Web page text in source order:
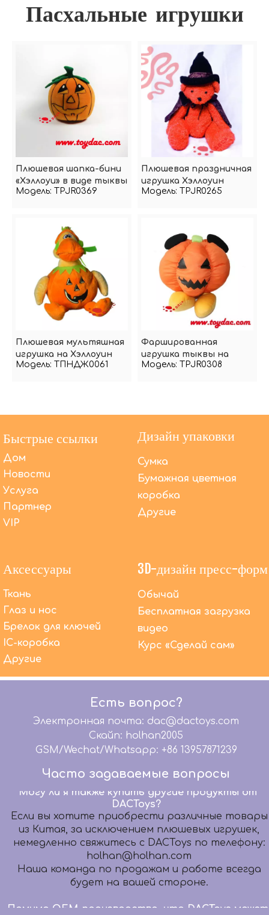
Пасхальные игрушки
Плюшевая шапка-бини
«Хэллоуи» в виде тыквы
Модель: TPJR0369
Плюшевая праздничная
игрушка Хэллоуин
Медведь
Модель: TPJR0265
Плюшевая мультяшная
игрушка на Хэллоуин
Модель: ТПНДЖ0061
Фаршированная
игрушка тыквы на
Хэллоуин
Модель: TPJR0308
Быстрые ссылки
Дом
Новости
Услуга
Партнер
VIP
Дизайн упаковки
Сумка
Бумажная цветная
коробка
Другие
Аксессуары
Ткань
Глаз и нос
Брелок для ключей
IC-коробка
Другие
3D-дизайн пресс-форм
Обычай
Бесплатная загрузка
видео
Курс «Сделай сам»
Есть вопрос?
Электронная почта: dac@dactoys.com
Скайп: holhan2005
GSM/Wechat/Whatsapp: +86 13957871239
Часто задаваемые вопросы
Помимо OEM-производства, что DACToys может
сделать еще?
Мы предлагаем высококачественные услуги
OEM-производства уже более 20 лет. В то же
обслуживание: графический дизайн, 3D-
моделирование, дизайн упаковки, бумажный
шаблон, разработку образцов, дизайн
микросхем, помогаем вашей команде
дизайнеров передать ваши волшебные идеи
Идеальные продукты.
Могу ли я также купить другие продукты от
DACToys?
Если вы хотите приобрести различные товары
из Китая, за исключением плюшевых игрушек,
немедленно свяжитесь с DACToys по телефону:
holhan@holhan.com
Наша команда по продажам и работе всегда
будет на вашей стороне.